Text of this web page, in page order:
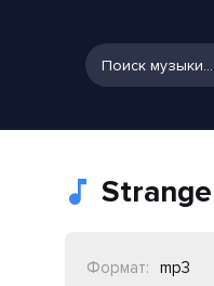
Формат:
mp3